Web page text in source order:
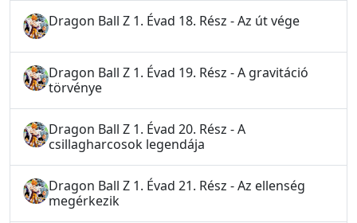
Dragon Ball Z 1. Évad 18. Rész - Az út vége
Dragon Ball Z 1. Évad 19. Rész - A gravitáció
törvénye
Dragon Ball Z 1. Évad 20. Rész - A
csillagharcosok legendája
Dragon Ball Z 1. Évad 21. Rész - Az ellenség
megérkezik